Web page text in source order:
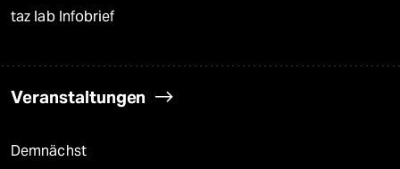
taz lab Infobrief
Veranstaltungen
Demnächst